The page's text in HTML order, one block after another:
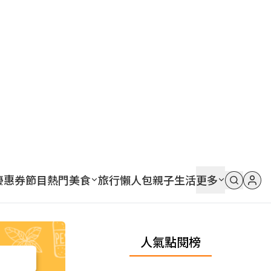
惠券節目熱門美食 旅行懶人包親子生活更多
人氣點閱榜